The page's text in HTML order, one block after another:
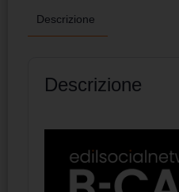
Descrizione
Descrizione